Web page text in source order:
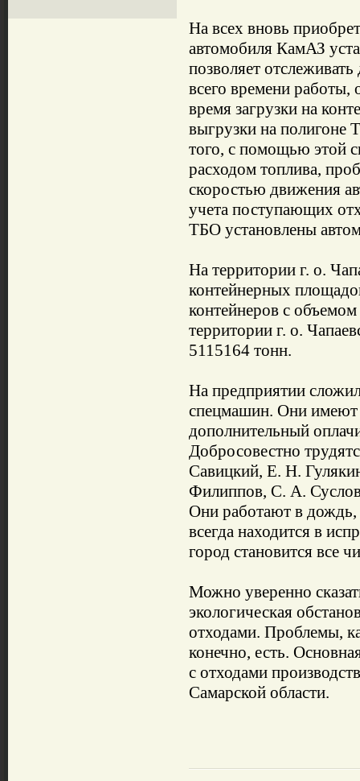
На всех вновь
автомобиля КамАЗ
позволяет
всего времени
время загрузки на
выгрузки на полигоне
того, с помощью этой
расходом топлива,
скоростью движения
учета поступающих
ТБО установлены
На территории г. о.
контейнерных
контейнеров с
территории г. о.
5115164 тонн.
На предприятии
спецмашин. Они имеют
дополнительный
Добросовестно
Савицкий, Е. Н.
Филиппов, С. А.
Они работают в дождь,
всегда находится в
город становится все
Можно уверенно
экологическая
отходами. Проблемы,
конечно, есть.
с отходами
Самарской области.